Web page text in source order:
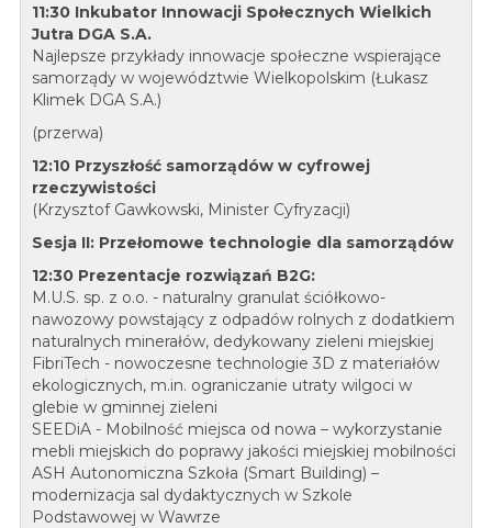
11:30 Inkubator Innowacji Społecznych Wielkich
Jutra DGA S.A.
Najlepsze przykłady innowacje społeczne wspierające
samorządy w województwie Wielkopolskim (Łukasz
Klimek DGA S.A.)
(przerwa)
12:10 Przyszłość samorządów w cyfrowej
rzeczywistości
(Krzysztof Gawkowski, Minister Cyfryzacji)
Sesja II: Przełomowe technologie dla samorządów
12:30 Prezentacje rozwiązań B2G:
M.U.S. sp. z o.o. - naturalny granulat ściółkowo-
nawozowy powstający z odpadów rolnych z dodatkiem
naturalnych minerałów, dedykowany zieleni miejskiej
FibriTech - nowoczesne technologie 3D z materiałów
ekologicznych, m.in. ograniczanie utraty wilgoci w
glebie w gminnej zieleni
SEEDiA - Mobilność miejsca od nowa – wykorzystanie
mebli miejskich do poprawy jakości miejskiej mobilności
ASH Autonomiczna Szkoła (Smart Building) –
modernizacja sal dydaktycznych w Szkole
Podstawowej w Wawrze